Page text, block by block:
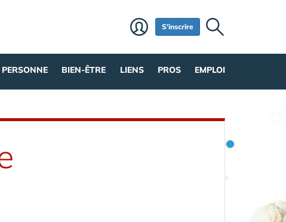
S'inscrire
BIEN-ÊTRE LIENS PROS EMPLOI